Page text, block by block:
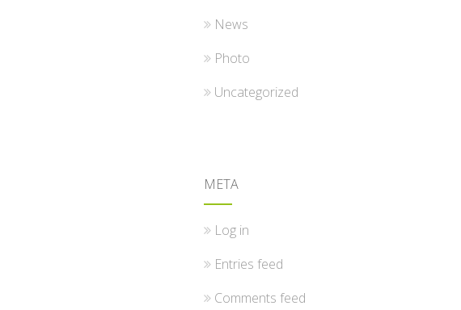
News
Photo
Uncategorized
META
Log in
Entries feed
Comments feed